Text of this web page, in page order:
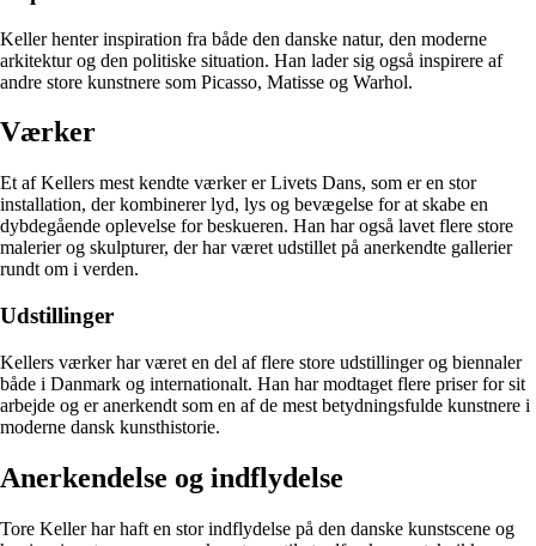
Keller henter inspiration fra både den danske natur, den moderne
arkitektur og den politiske situation. Han lader sig også inspirere af
andre store kunstnere som Picasso, Matisse og Warhol.
Værker
Et af Kellers mest kendte værker er Livets Dans, som er en stor
installation, der kombinerer lyd, lys og bevægelse for at skabe en
dybdegående oplevelse for beskueren. Han har også lavet flere store
malerier og skulpturer, der har været udstillet på anerkendte gallerier
rundt om i verden.
Udstillinger
Kellers værker har været en del af flere store udstillinger og biennaler
både i Danmark og internationalt. Han har modtaget flere priser for sit
arbejde og er anerkendt som en af de mest betydningsfulde kunstnere i
moderne dansk kunsthistorie.
Anerkendelse og indflydelse
Tore Keller har haft en stor indflydelse på den danske kunstscene og